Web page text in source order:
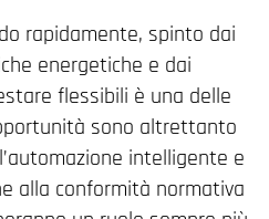
rapidamente, spinto dai
energetiche e dai
flessibili è una delle
sono altrettanto
intelligente e
alla conformità normativa